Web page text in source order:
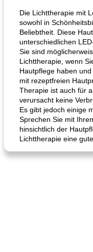
Hühnchen,
Die Lichttherapie mit
sowohl in
Beliebtheit. Diese
unterschiedlichen
Sie sind
Lichttherapie, wenn
Hautpflege haben
mit rezeptfreien
Therapie ist auch für
verursacht keine
Es gibt jedoch einige
Sprechen Sie mit
hinsichtlich der
Lichttherapie eine